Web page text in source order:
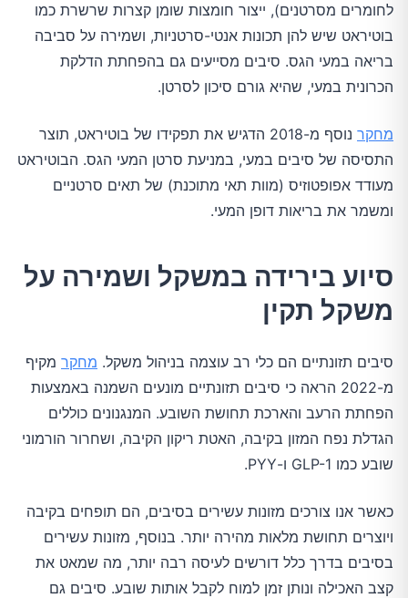
לחומרים מסרטנים), ייצור חומצות שומן קצרות שרשרת כמו
בוטיראט שיש להן תכונות אנטי-סרטניות, ושמירה על סביבה
בריאה במעי הגס. סיבים מסייעים גם בהפחתת הדלקת
הכרונית במעי, שהיא גורם סיכון לסרטן.
מחקר
נוסף מ-2018 הדגיש את תפקידו של בוטיראט, תוצר
התסיסה של סיבים במעי, במניעת סרטן המעי הגס. הבוטיראט
מעודד אפופטוזיס (מוות תאי מתוכנת) של תאים סרטניים
ומשמר את בריאות דופן המעי.
סיוע בירידה במשקל ושמירה על
משקל תקין
סיבים תזונתיים הם כלי רב עוצמה בניהול משקל. מחקר מקיף
מ-2022 הראה כי סיבים תזונתיים מונעים השמנה באמצעות
הפחתת הרעב והארכת תחושת השובע. המנגנונים כוללים
הגדלת נפח המזון בקיבה, האטת ריקון הקיבה, ושחרור הורמוני
שובע כמו GLP-1 ו-PYY.
כאשר אנו צורכים מזונות עשירים בסיבים, הם תופחים בקיבה
ויוצרים תחושת מלאות מהירה יותר. בנוסף, מזונות עשירים
בסיבים בדרך כלל דורשים לעיסה רבה יותר, מה שמאט את
קצב האכילה ונותן זמן למוח לקבל אותות שובע. סיבים גם